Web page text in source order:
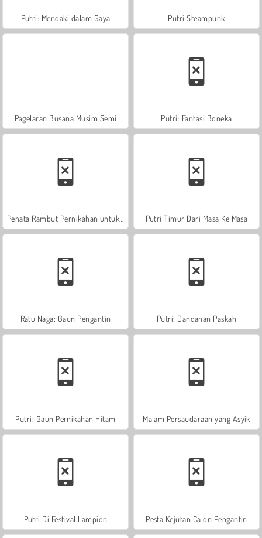
Putri: Mendaki dalam Gaya Putri Steampunk
Pagelaran Busana Musim Semi Putri: Fantasi Boneka
Putri Timur Dari Masa Ke Masa
Ratu Naga: Gaun Pengantin Putri: Dandanan Paskah
Putri: Gaun Pernikahan Hitam Malam Persaudaraan yang Asyik
Putri Di Festival Lampion Pesta Kejutan Calon Pengantin